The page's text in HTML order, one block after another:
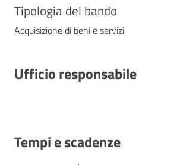
Tipologia del bando
Acquisizione di beni e servizi
Ufficio responsabile
Tempi e scadenze